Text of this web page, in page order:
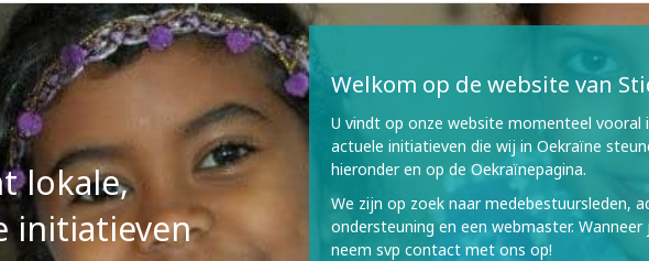
lokale,
initiatieven
Welkom op de website van
U vindt op onze website momenteel vooral
actuele initiatieven die wij in Oekraïne
hieronder en op de Oekraïnepagina.
We zijn op zoek naar medebestuursleden,
ondersteuning en een webmaster.
neem svp contact met ons op!